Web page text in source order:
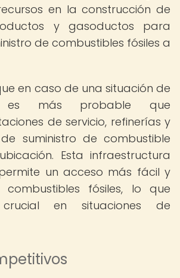
en la construcción de
y gasoductos para
de combustibles fósiles a
en caso de una situación de
es más probable que
de servicio, refinerías y
suministro de combustible
Esta infraestructura
un acceso más fácil y
fósiles, lo que
en situaciones de